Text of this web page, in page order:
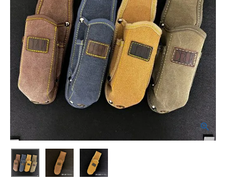
最近閲覧した商品
DR-19 帆布ドリルホ
ルダー アウトレット
ドラックス(DRUX)【返
880(税込)